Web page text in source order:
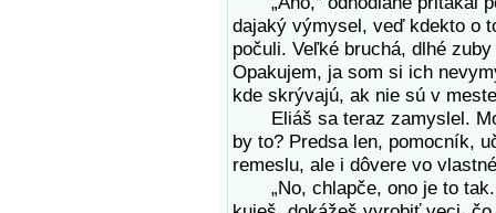
dajaký výmysel, veď kdekto o
počuli. Veľké bruchá, dlhé
Opakujem, ja som si ich
kde skrývajú, ak nie sú v
Eliáš sa teraz zamyslel.
by to? Predsa len, pomocník,
remeslu, ale i dôvere vo
„No, chlapče, ono je to tak.